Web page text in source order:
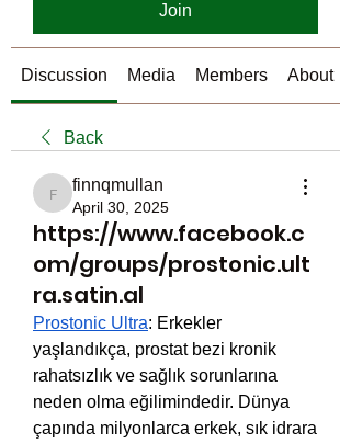
Join
Discussion Media Members About
Back
finnqmullan
finnqmullan
April 30, 2025
https://www.facebook.c
om/groups/prostonic.ult
ra.satin.al
Prostonic Ultra: Erkekler
yaşlandıkça, prostat bezi kronik
rahatsızlık ve sağlık sorunlarına
neden olma eğilimindedir. Dünya
çapında milyonlarca erkek, sık idrara